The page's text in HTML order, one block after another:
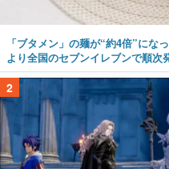
「ブタメン」の麺が“約4倍”にな
より全国のセブンイレブンで順次
2